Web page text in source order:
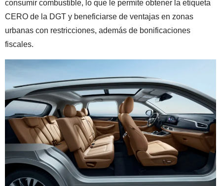
consumir combustible, lo que le permite obtener la etiqueta
CERO de la DGT y beneficiarse de ventajas en zonas
urbanas con restricciones, además de bonificaciones
fiscales.